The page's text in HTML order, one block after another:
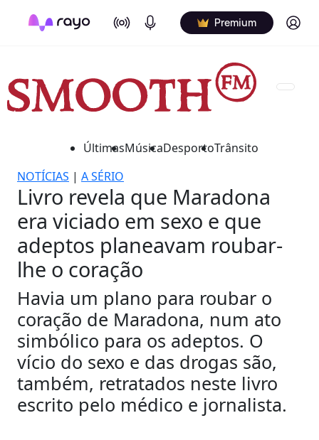
On Air Podcasts Premium Log in
ÚltimasMúsicaDesportoTrânsito
NOTÍCIAS | A SÉRIO
Livro revela que Maradona
era viciado em sexo e que
adeptos planeavam roubar-
lhe o coração
Havia um plano para roubar o
coração de Maradona, num ato
simbólico para os adeptos. O
vício do sexo e das drogas são,
também, retratados neste livro
escrito pelo médico e jornalista.